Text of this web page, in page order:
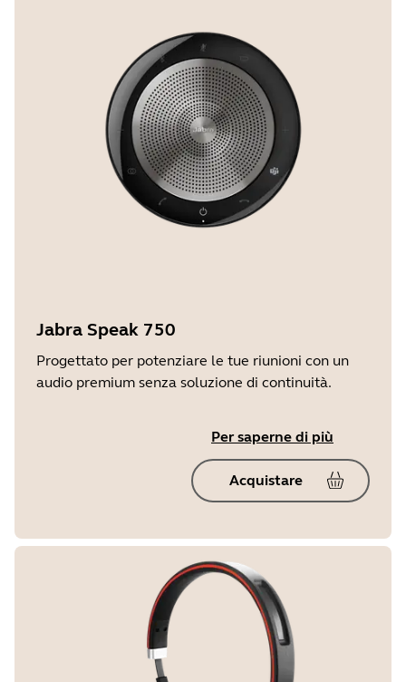
Jabra Speak 750
Progettato per potenziare le tue riunioni con un
audio premium senza soluzione di continuità.
Per saperne di più
Acquistare